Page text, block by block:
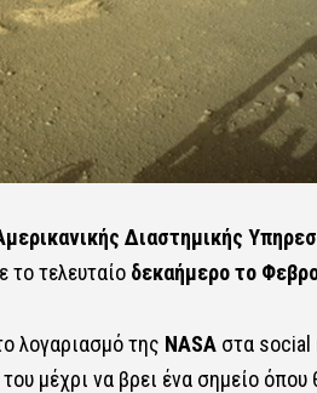
Διαστημικής
το τελευταίο δεκαήμερο το
λογαριασμό της NASA στα social
μέχρι να βρει ένα σημείο